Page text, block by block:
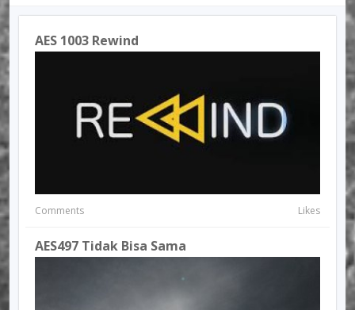
AES 1003 Rewind
Comments Likes
AES497 Tidak Bisa Sama